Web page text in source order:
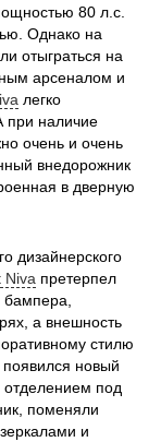
80 л.с.
Однако на
отыграться на
арсеналом и
легко
при наличие
очень и очень
внедорожник
в дверную
дизайнерского
Niva претерпел
бампера,
а внешность
стилю
появился новый
отделением под
поменяли
и